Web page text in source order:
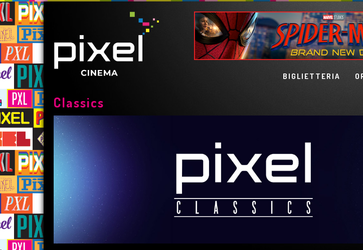
BIGLIETTERIA
Classics
LISBON STORY
HARRY
DAL26